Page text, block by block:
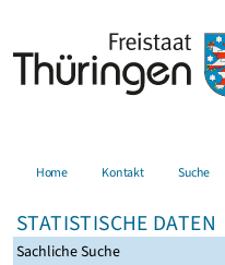
Home Kontakt Suche
STATISTISCHE DATEN
Sachliche Suche